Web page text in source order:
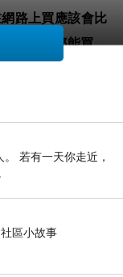
路上買應該會比
且24小時都能買，
若有一天你走近，
讀 社區小故事